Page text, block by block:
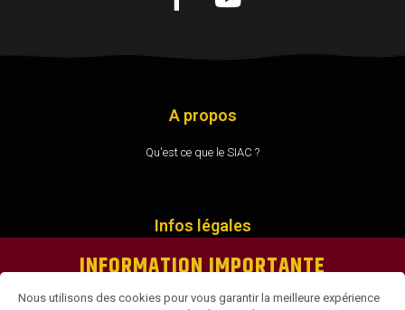
A propos
Qu'est ce que le SIAC ?
Infos légales
Mentions légales
INFORMATION IMPORTANTE
Le SIAC AVIGNON n’est pas programmé en
Nous utilisons des cookies pour vous garantir la meilleure expérience